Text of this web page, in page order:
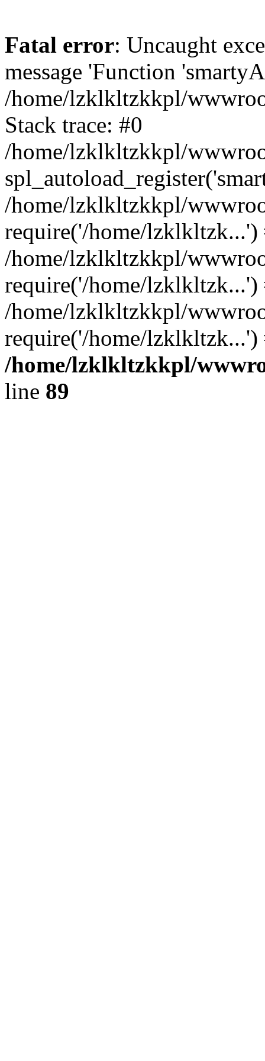
Fatal error: Uncaught
message 'Function
/home/lzklkltzkkpl/
Stack trace: #0
/home/lzklkltzkkpl/
/home/lzklkltzkkpl/
require('/home/lzklkltzk...')
/home/lzklkltzkkpl/
require('/home/lzklkltzk...')
/home/lzklkltzkkpl/
require('/home/
/home/lzklkltzkkpl/
line 89